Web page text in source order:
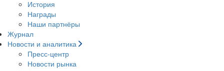
История
Награды
Наши партнёры
Журнал
Новости и аналитика
Пресс-центр
Новости рынка